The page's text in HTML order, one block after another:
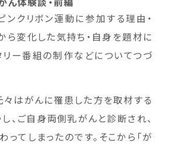
ンクリボン運動に参加する理由・
ら変化した気持ち・自身を題材に
リー番組の制作などについてつづ
々はがんに罹患した方を取材する
、ご自身両側乳がんと診断され、
てしまったのです。そこから「が